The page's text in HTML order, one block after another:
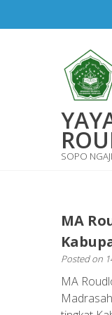
SOPO
MA
Posted on
MA